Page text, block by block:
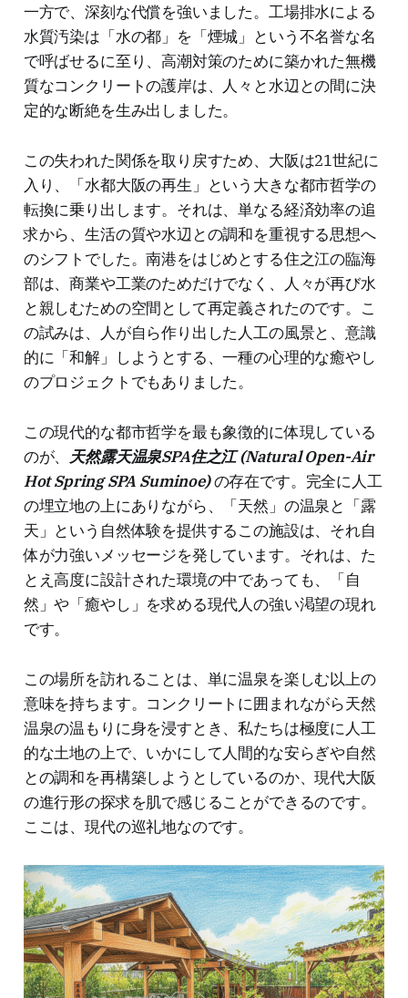
一方で、深刻な代償を強いました。工場排水による
水質汚染は「水の都」を「煙城」という不名誉な名
で呼ばせるに至り、高潮対策のために築かれた無機
質なコンクリートの護岸は、人々と水辺との間に決
定的な断絶を生み出しました。
この失われた関係を取り戻すため、大阪は21世紀に
入り、「水都大阪の再生」という大きな都市哲学の
転換に乗り出します。それは、単なる経済効率の追
求から、生活の質や水辺との調和を重視する思想へ
のシフトでした。南港をはじめとする住之江の臨海
部は、商業や工業のためだけでなく、人々が再び水
と親しむための空間として再定義されたのです。こ
の試みは、人が自ら作り出した人工の風景と、意識
的に「和解」しようとする、一種の心理的な癒やし
のプロジェクトでもありました。
この現代的な都市哲学を最も象徴的に体現している
のが、 天然露天温泉SPA住之江 (Natural Open-Air
Hot Spring SPA Suminoe)の存在です。完全に人工
の埋立地の上にありながら、「天然」の温泉と「露
天」という自然体験を提供するこの施設は、それ自
体が力強いメッセージを発しています。それは、た
とえ高度に設計された環境の中であっても、「自
然」や「癒やし」を求める現代人の強い渇望の現れ
です。
この場所を訪れることは、単に温泉を楽しむ以上の
意味を持ちます。コンクリートに囲まれながら天然
温泉の温もりに身を浸すとき、私たちは極度に人工
的な土地の上で、いかにして人間的な安らぎや自然
との調和を再構築しようとしているのか、現代大阪
の進行形の探求を肌で感じることができるのです。
ここは、現代の巡礼地なのです。